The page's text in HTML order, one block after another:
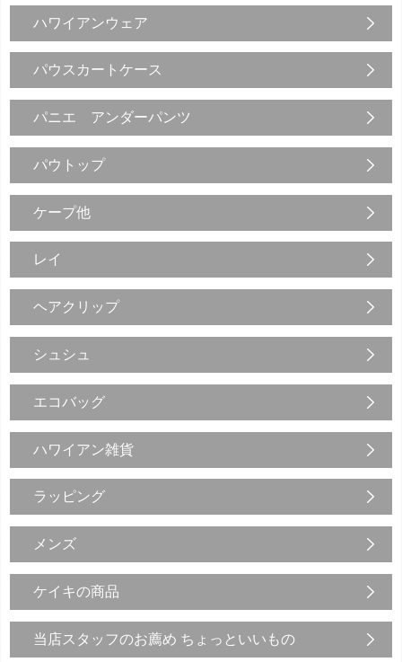
ハワイアンウェア
パウスカートケース
パニエ アンダーパンツ
パウトップ
ケープ他
レイ
ヘアクリップ
シュシュ
エコバッグ
ハワイアン雑貨
ラッピング
メンズ
ケイキの商品
当店スタッフのお薦め ちょっといいもの